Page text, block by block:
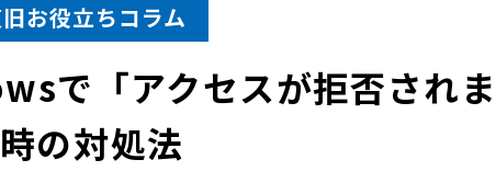
お役立ちコラム
で「アクセスが拒否され
の対処法